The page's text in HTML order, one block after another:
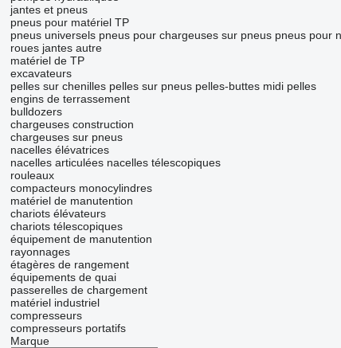
jantes et pneus
pneus pour matériel TP
pneus universels pneus pour chargeuses sur pneus pneus pour
roues jantes autre
matériel de TP
excavateurs
pelles sur chenilles pelles sur pneus pelles-buttes midi pelles
engins de terrassement
bulldozers
chargeuses construction
chargeuses sur pneus
nacelles élévatrices
nacelles articulées nacelles télescopiques
rouleaux
compacteurs monocylindres
matériel de manutention
chariots élévateurs
chariots télescopiques
équipement de manutention
rayonnages
étagères de rangement
équipements de quai
passerelles de chargement
matériel industriel
compresseurs
compresseurs portatifs
Marque